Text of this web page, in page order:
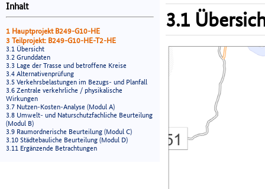
Inhalt
1 Hauptprojekt B249-G10-HE
3 Teilprojekt: B249-G10-HE-T2-HE
3.1 Übersicht
3.2 Grunddaten
3.3 Lage der Trasse und betroffene Kreise
3.4 Alternativenprüfung
3.5 Verkehrsbelastungen im Bezugs- und Planfall
3.6 Zentrale verkehrliche / physikalische
Wirkungen
3.7 Nutzen-Kosten-Analyse (Modul A)
3.8 Umwelt- und Naturschutzfachliche Beurteilung
(Modul B)
3.9 Raumordnerische Beurteilung (Modul C)
3.10 Städtebauliche Beurteilung (Modul D)
3.11 Ergänzende Betrachtungen
3.1